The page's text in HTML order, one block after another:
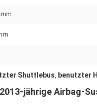
Shuttlebus, benutzter
jährige Airbag-